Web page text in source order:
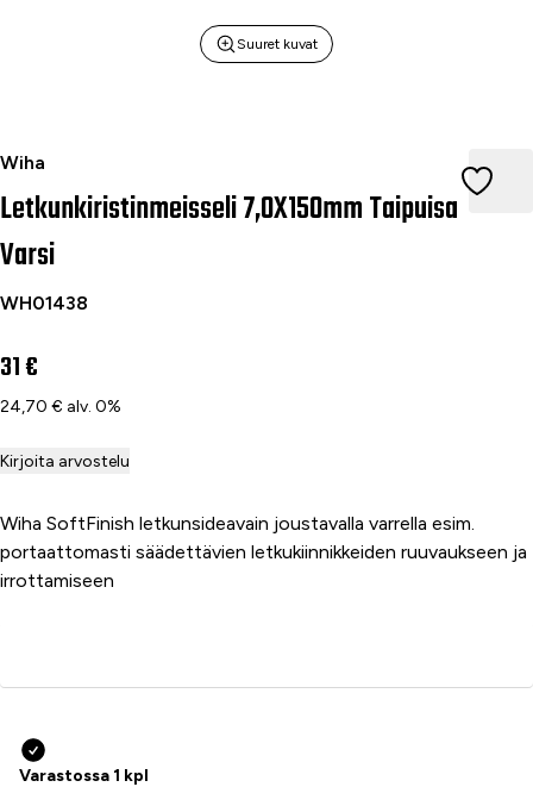
Suuret kuvat
Wiha
Letkunkiristinmeisseli 7,0X150mm Taipuisa Varsi
Letkunkiristinmeisseli 7,0X150mm Taipuisa
Varsi
WH01438
31 €
24,70 € alv. 0%
Kirjoita arvostelu
Wiha SoftFinish letkunsideavain joustavalla varrella esim.
portaattomasti säädettävien letkukiinnikkeiden ruuvaukseen ja
irrottamiseen
Varastossa 1 kpl